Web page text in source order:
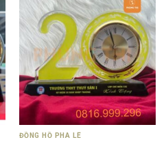
ĐỒNG HỒ PHA LÊ